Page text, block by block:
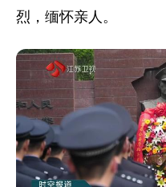
烈，缅怀亲人。